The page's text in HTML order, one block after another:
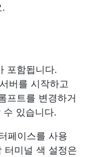
포함됩니다.
버를 시작하고
프트를 변경하거
있습니다.
페이스를 사용
터미널 색 설정은